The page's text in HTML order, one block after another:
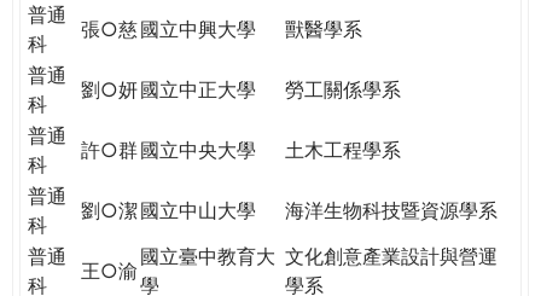
民。
WAGOR
TODAY
THE
WORLD
TOMORROW
PUTTING
YOU
普通
科
張○慈國立中興大學
獸醫學系
普通
科
劉○妍國立中正大學
勞工關係學系
普通
科
許○群國立中央大學
土木工程學系
普通
科
劉○潔國立中山大學
海洋生物科技暨資源學系
普通
科
王○渝
國立臺中教育大
學
文化創意產業設計與營運
學系